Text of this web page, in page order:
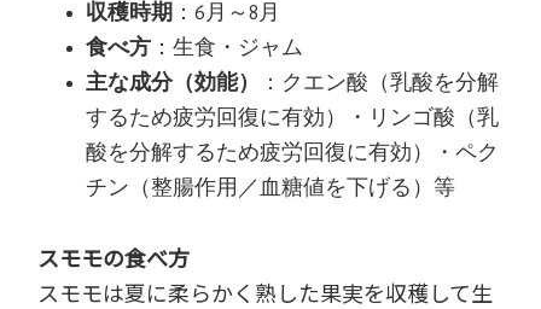
収穫時期 ：6月～8月
食べ方 ：生食・ジャム
主な成分（効能）
：クエン酸（乳酸を分解
するため疲労回復に有効）・リンゴ酸（乳
酸を分解するため疲労回復に有効）・ペク
チン（整腸作用／血糖値を下げる）等
スモモの食べ方
スモモは夏に柔らかく熟した果実を収穫して生